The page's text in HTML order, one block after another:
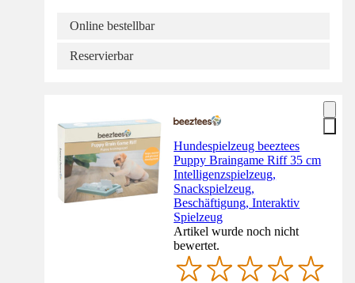
Online bestellbar
Reservierbar
Hundespielzeug beeztees
Puppy Braingame Riff 35 cm
Intelligenzspielzeug,
Snackspielzeug,
Beschäftigung, Interaktiv
Spielzeug
Artikel wurde noch nicht
bewertet.